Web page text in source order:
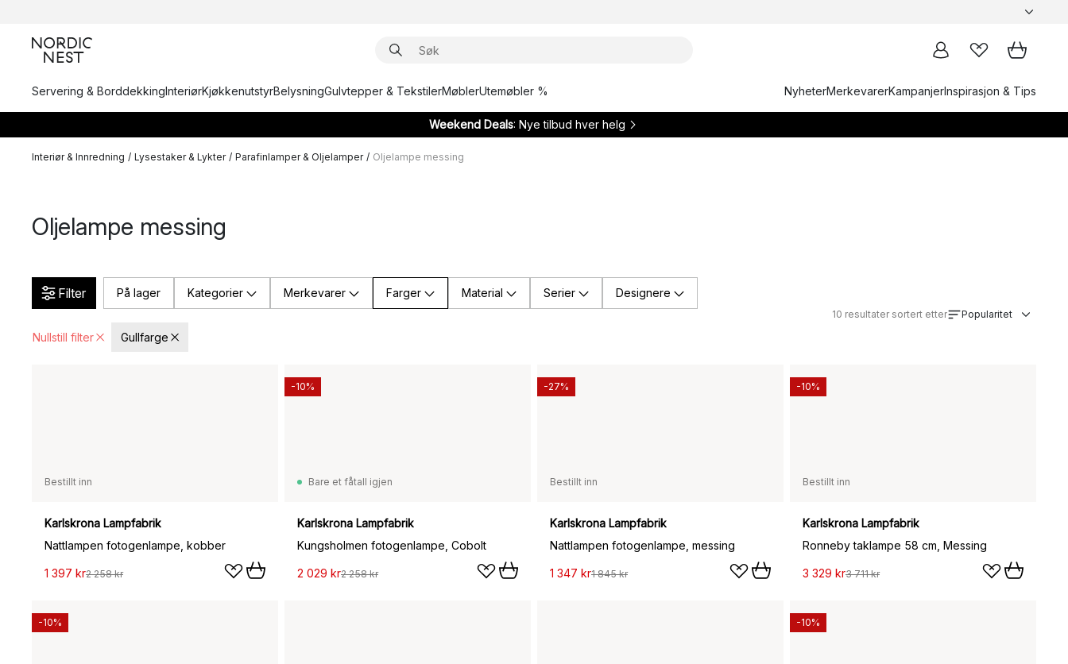
Servering & BorddekkingInteriørKjøkkenutstyrBelysningGulvtepper & TekstilerMøblerUtemøbler % NyheterMerkevarerKampanjerInspirasjon & Tips
Weekend Deals: Nye tilbud hver helg
Interiør & Innredning / Lysestaker & Lykter / Parafinlamper & Oljelamper / Oljelampe messing
Oljelampe messing
Filter På lager Kategorier Merkevarer Farger Material Serier Designere
Nullstill filter Gullfarge
10 resultater sortert etter Popularitet
Bestillt inn
Karlskrona Lampfabrik
Nattlampen fotogenlampe, kobber
1 397 kr2 258 kr
Bare et fåtall igjen
Karlskrona Lampfabrik
Kungsholmen fotogenlampe, Cobolt
2 029 kr2 258 kr
-10%
Bestillt inn
Karlskrona Lampfabrik
Nattlampen fotogenlampe, messing
1 347 kr1 845 kr
-27%
Bestillt inn
Karlskrona Lampfabrik
Ronneby taklampe 58 cm, Messing
3 329 kr3 711 kr
-10%
-10% -10%